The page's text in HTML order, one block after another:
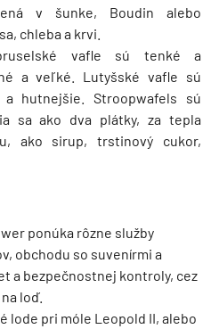
v šunke, Boudin alebo
chleba a krvi.
vafle sú tenké a
a veľké. Lutyšské vafle sú
hutnejšie. Stroopwafels sú
sa ako dva plátky, za tepla
ako sirup, trstinový cukor,
ponúka rôzne služby
obchodu so suvenírmi a
a bezpečnostnej kontroly, cez
loď.
lode pri móle Leopold II, alebo